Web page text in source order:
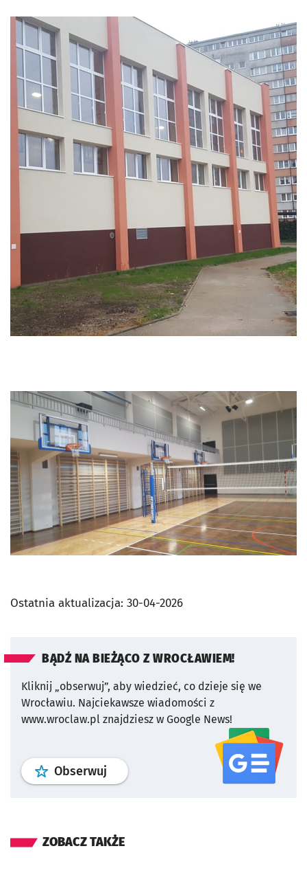
Ostatnia aktualizacja: 30-04-2026
BĄDŹ NA BIEŻĄCO Z WROCŁAWIEM!
Kliknij „obserwuj”, aby wiedzieć, co dzieje się we
Wrocławiu. Najciekawsze wiadomości z
www.wroclaw.pl znajdziesz w Google News!
Obserwuj profil serwisu
ZOBACZ TAKŻE